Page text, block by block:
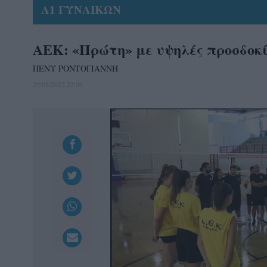
Α1 ΓΥΝΑΙΚΩΝ
AEK: «Πρώτη» με υψηλές
ΠΕΝΥ ΡΟΝΤΟΓΙΑΝΝΗ